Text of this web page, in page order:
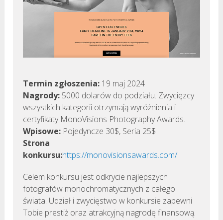
Termin zgłoszenia: 19 maj 2024
Nagrody: 5000 dolarów do podziału. Zwycięzcy
wszystkich kategorii otrzymają wyróżnienia i
certyfikaty MonoVisions Photography Awards.
Wpisowe: Pojedyncze 30$, Seria 25$
Strona
konkursu:https://monovisionsawards.com/
Celem konkursu jest odkrycie najlepszych
fotografów monochromatycznych z całego
świata. Udział i zwycięstwo w konkursie zapewni
Tobie prestiż oraz atrakcyjną nagrodę finansową.